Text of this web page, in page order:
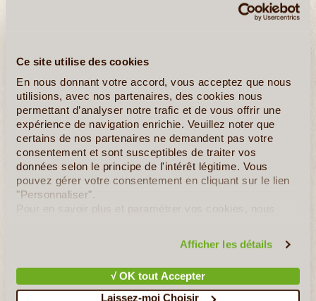
Ce site utilise des cookies
En nous donnant votre accord, vous acceptez que nous
utilisions, avec nos partenaires, des cookies nous
permettant d’analyser notre trafic et de vous offrir une
expérience de navigation enrichie. Veuillez noter que
certains de nos partenaires ne demandent pas votre
consentement et sont susceptibles de traiter vos
données selon le principe de l'intérêt légitime. Vous
pouvez gérer votre consentement en cliquant sur le lien
"Personnaliser".
Pour en savoir plus et paramétrer vos cookies, nous
Afficher les détails
√ OK tout Accepter
Laissez-moi Choisir
d'arborer une histoire ancestrale, un peuple attachant,
circuits organisés et sur-mesure. (...)
En detail ≻ Composer mon voyage
Circuit Hallyu en Corée La Vague Coréenne